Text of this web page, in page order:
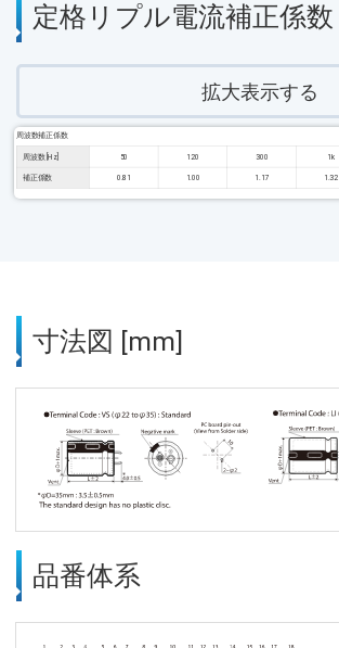
定格リプル電流補正係数
拡大表示する
周波数補正係数
周波数 [Hz] 50 120 300 1k
補正係数 0.81 1.00 1.17 1.32
寸法図 [mm]
品番体系